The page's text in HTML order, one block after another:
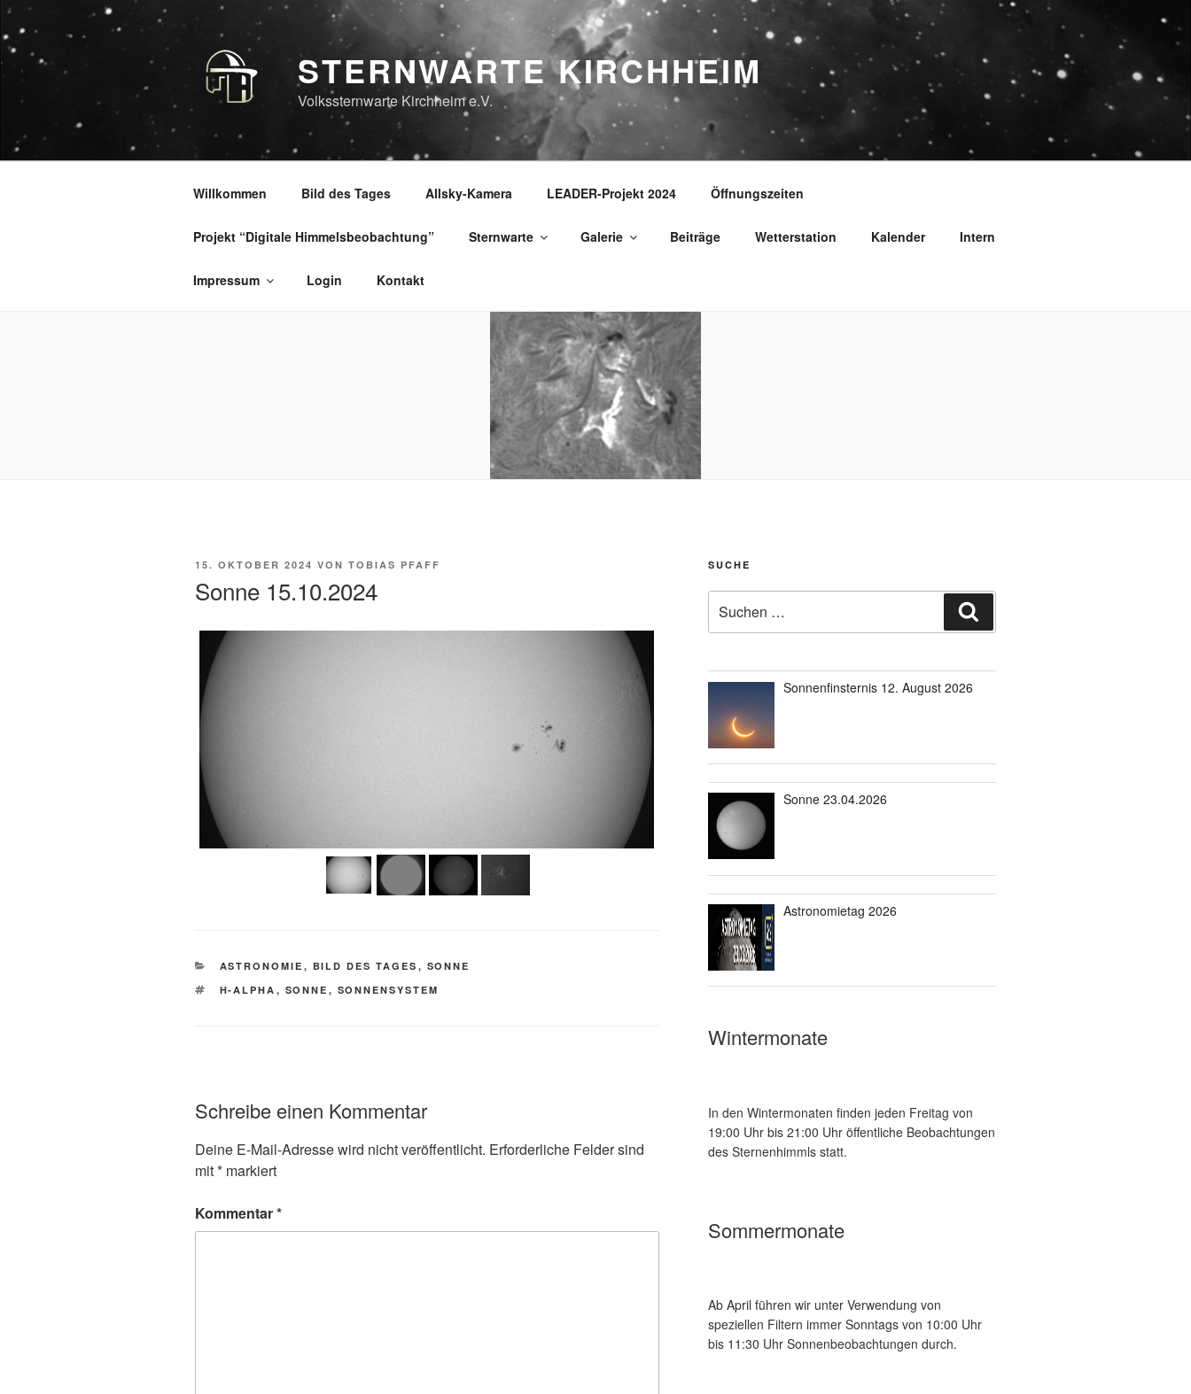
Zum
Inhalt
springen
STERNWARTE KIRCHHEIM
Volkssternwarte Kirchheim e.V.
Willkommen Bild des Tages Allsky-Kamera LEADER-Projekt 2024 Öffnungszeiten
Projekt “Digitale Himmelsbeobachtung” Sternwarte Galerie Beiträge Wetterstation Kalender Intern
Impressum Login Kontakt
VERÖFFENTLICHT
15. OKTOBER 2024 VON TOBIAS PFAFF
Sonne 15.10.2024
KATEGORIEN
ASTRONOMIE , BILD DES TAGES , SONNE
SCHLAGWÖRTER
H-ALPHA , SONNE , SONNENSYSTEM
Schreibe einen Kommentar
Deine E-Mail-Adresse wird nicht veröffentlicht. Erforderliche Felder sind
mit* markiert
Kommentar*
SUCHE
nach:
Sonnenfinsternis 12. August 2026
Sonne 23.04.2026
Astronomietag 2026
Wintermonate
In den Wintermonaten finden jeden Freitag von
19:00 Uhr bis 21:00 Uhr öffentliche Beobachtungen
des Sternenhimmls statt.
Sommermonate
Ab April führen wir unter Verwendung von
speziellen Filtern immer Sonntags von 10:00 Uhr
bis 11:30 Uhr Sonnenbeobachtungen durch.